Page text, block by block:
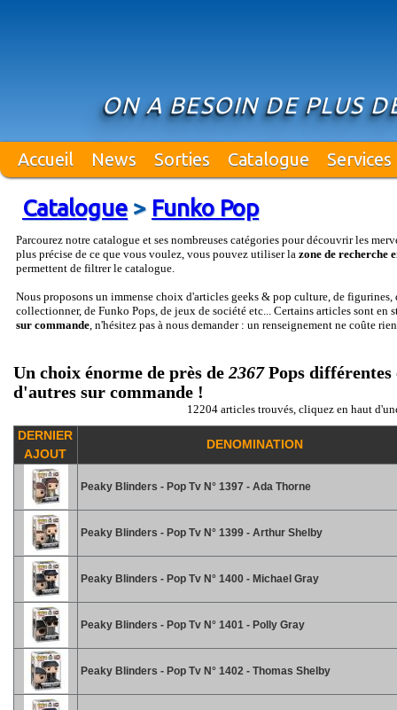
ON A BESOIN DE PLUS
Accueil News Sorties Catalogue Services
Catalogue> Funko Pop
Parcourez notre catalogue et ses nombreuses catégories pour découvrir les
plus précise de ce que vous voulez, vous pouvez utiliser la zone de recherche
permettent de filtrer le catalogue.
Nous proposons un immense choix d'articles geeks & pop culture, de figurines,
collectionner, de Funko Pops, de jeux de société etc... Certains articles sont en
sur commande, n'hésitez pas à nous demander : un renseignement ne coûte
Un choix énorme de près de 2367Pops différentes
d'autres sur commande !
12204 articles trouvés, cliquez en haut
DERNIER
AJOUT
DENOMINATION
Peaky Blinders - Pop Tv N° 1397 - Ada Thorne
Peaky Blinders - Pop Tv N° 1399 - Arthur Shelby
Peaky Blinders - Pop Tv N° 1400 - Michael Gray
Peaky Blinders - Pop Tv N° 1401 - Polly Gray
Peaky Blinders - Pop Tv N° 1402 - Thomas Shelby